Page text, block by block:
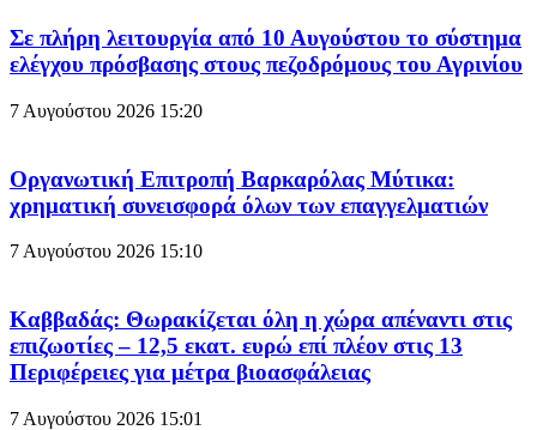
Σε πλήρη λειτουργία από 10 Αυγούστου το σύστημα
ελέγχου πρόσβασης στους πεζοδρόμους του Αγρινίου
7 Αυγούστου 2026 15:20
Οργανωτική Επιτροπή Βαρκαρόλας Μύτικα:
χρηματική συνεισφορά όλων των επαγγελματιών
7 Αυγούστου 2026 15:10
Καββαδάς: Θωρακίζεται όλη η χώρα απέναντι στις
επιζωοτίες – 12,5 εκατ. ευρώ επί πλέον στις 13
Περιφέρειες για μέτρα βιοασφάλειας
7 Αυγούστου 2026 15:01